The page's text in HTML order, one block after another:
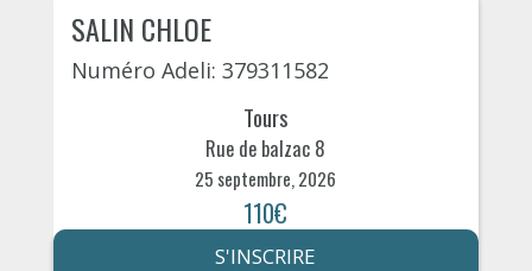
SALIN CHLOE
Numéro Adeli: 379311582
Tours
Rue de balzac 8
25 septembre, 2026
110€
S'INSCRIRE